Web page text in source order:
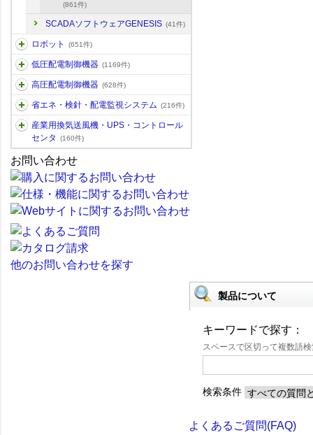
(861件)
SCADAソフトウェアGENESIS (41件)
ロボット (651件)
低圧配電制御機器 (1169件)
高圧配電制御機器 (628件)
省エネ・検針・配電監視システム (216件)
産業用換気送風機・UPS・コントロール
センタ
(160件)
お問い合わせ
他のお問い合わせを探す
製品について
キーワードで探す：
スペースで区切って複数語
検索条件
よくあるご質問(FAQ)